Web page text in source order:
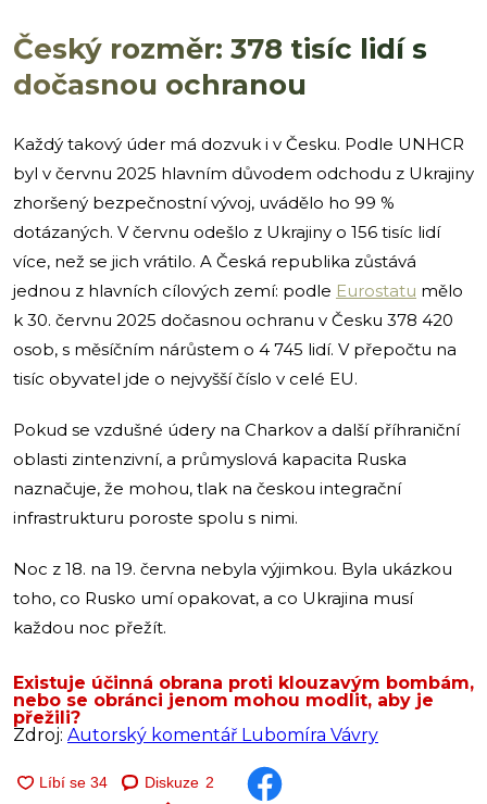
Český rozměr: 378 tisíc lidí s
dočasnou ochranou
Každý takový úder má dozvuk i v Česku. Podle UNHCR
byl v červnu 2025 hlavním důvodem odchodu z Ukrajiny
zhoršený bezpečnostní vývoj, uvádělo ho 99 %
dotázaných. V červnu odešlo z Ukrajiny o 156 tisíc lidí
více, než se jich vrátilo. A Česká republika zůstává
jednou z hlavních cílových zemí: podle Eurostatu mělo
k 30. červnu 2025 dočasnou ochranu v Česku 378 420
osob, s měsíčním nárůstem o 4 745 lidí. V přepočtu na
tisíc obyvatel jde o nejvyšší číslo v celé EU.
Pokud se vzdušné údery na Charkov a další příhraniční
oblasti zintenzivní, a průmyslová kapacita Ruska
naznačuje, že mohou, tlak na českou integrační
infrastrukturu poroste spolu s nimi.
Noc z 18. na 19. června nebyla výjimkou. Byla ukázkou
toho, co Rusko umí opakovat, a co Ukrajina musí
každou noc přežít.
Existuje účinná obrana proti klouzavým bombám,
nebo se obránci jenom mohou modlit, aby je
přežili?
Zdroj: Autorský komentář Lubomíra Vávry
Diskuze 2